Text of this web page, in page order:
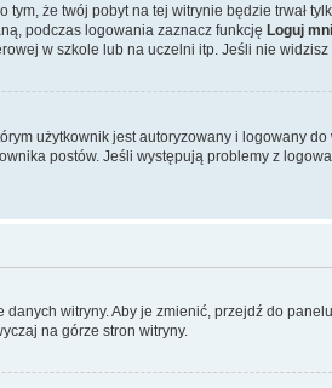
tym, że twój pobyt na tej witrynie będzie trwał
podczas logowania zaznacz funkcję Loguj
w szkole lub na uczelni itp. Jeśli nie widzisz
użytkownik jest autoryzowany i logowany
postów. Jeśli występują problemy z
witryny. Aby je zmienić, przejdź do
na górze stron witryny.